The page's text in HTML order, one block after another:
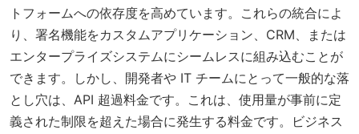
トフォームへの依存度を高めています。これらの統合によ
り、署名機能をカスタムアプリケーション、CRM、または
エンタープライズシステムにシームレスに組み込むことが
できます。しかし、開発者や IT チームにとって一般的な落
とし穴は、API 超過料金です。これは、使用量が事前に定
義された制限を超えた場合に発生する料金です。ビジネス